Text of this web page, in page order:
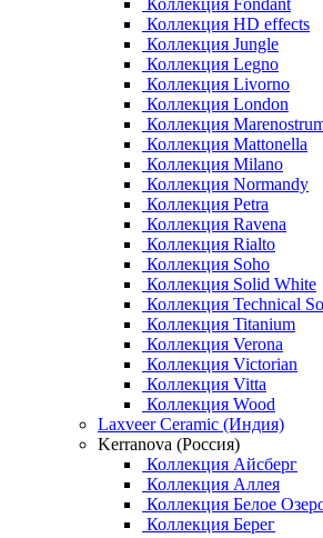
Коллекция Fondant
Коллекция HD effects
Коллекция Jungle
Коллекция Legno
Коллекция Livorno
Коллекция London
Коллекция
Коллекция Mattonella
Коллекция Milano
Коллекция Normandy
Коллекция Petra
Коллекция Ravena
Коллекция Rialto
Коллекция Soho
Коллекция Solid White
Коллекция Technical
Коллекция Titanium
Коллекция Verona
Коллекция Victorian
Коллекция Vitta
Коллекция Wood
Laxveer Ceramic (Индия)
Kerranova (Россия)
Коллекция Айсберг
Коллекция Аллея
Коллекция Белое
Коллекция Берег